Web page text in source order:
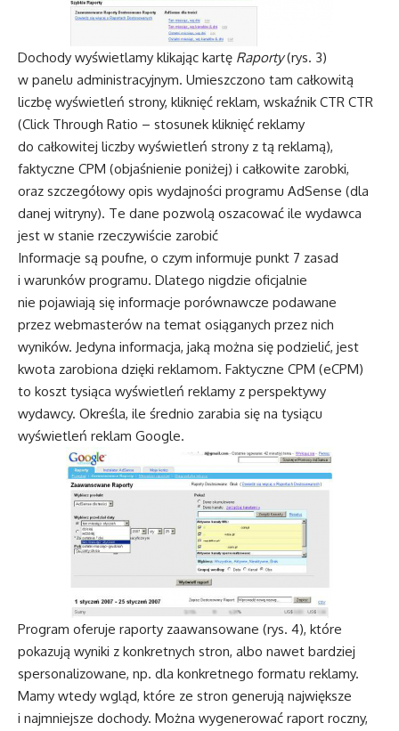
Dochody wyświetlamy klikając kartę Raporty(rys. 3)
w panelu administracyjnym. Umieszczono tam całkowitą
liczbę wyświetleń strony, kliknięć reklam, wskaźnik CTR CTR
(Click Through Ratio – stosunek kliknięć reklamy
do całkowitej liczby wyświetleń strony z tą reklamą),
faktyczne CPM (objaśnienie poniżej) i całkowite zarobki,
oraz szczegółowy opis wydajności programu AdSense (dla
danej witryny). Te dane pozwolą oszacować ile wydawca
jest w stanie rzeczywiście zarobić
Informacje są poufne, o czym informuje punkt 7 zasad
i warunków programu. Dlatego nigdzie oficjalnie
nie pojawiają się informacje porównawcze podawane
przez webmasterów na temat osiąganych przez nich
wyników. Jedyna informacja, jaką można się podzielić, jest
kwota zarobiona dzięki reklamom. Faktyczne CPM (eCPM)
to koszt tysiąca wyświetleń reklamy z perspektywy
wydawcy. Określa, ile średnio zarabia się na tysiącu
wyświetleń reklam Google.
Program oferuje raporty zaawansowane (rys. 4), które
pokazują wyniki z konkretnych stron, albo nawet bardziej
spersonalizowane, np. dla konkretnego formatu reklamy.
Mamy wtedy wgląd, które ze stron generują największe
i najmniejsze dochody. Można wygenerować raport roczny,